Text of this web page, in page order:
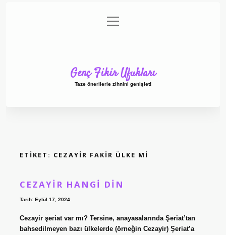
Gizlilik Politikası
menüyü
aç
Genç Fikir Ufukları
Taze önerilerle zihnini genişlet!
ETIKET: CEZAYIR FAKIR ÜLKE MI
CEZAYIR HANGI DIN
Tarih: Eylül 17, 2024
Cezayir şeriat var mı? Tersine, anayasalarında Şeriat’tan
bahsedilmeyen bazı ülkelerde (örneğin Cezayir) Şeriat’a